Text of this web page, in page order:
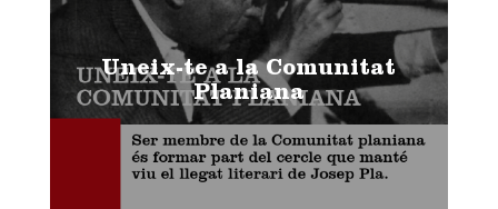
Uneix-te a la Comunitat
Planiana